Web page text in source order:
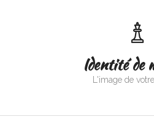
Identité de
L'image de